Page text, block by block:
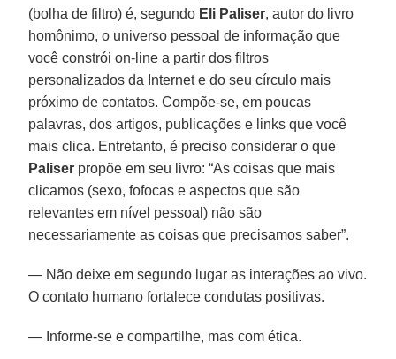
(bolha de filtro) é, segundo Eli Paliser, autor do livro
homônimo, o universo pessoal de informação que
você constrói on-line a partir dos filtros
personalizados da Internet e do seu círculo mais
próximo de contatos. Compõe-se, em poucas
palavras, dos artigos, publicações e links que você
mais clica. Entretanto, é preciso considerar o que
Paliser propõe em seu livro: “As coisas que mais
clicamos (sexo, fofocas e aspectos que são
relevantes em nível pessoal) não são
necessariamente as coisas que precisamos saber”.
— Não deixe em segundo lugar as interações ao vivo.
O contato humano fortalece condutas positivas.
— Informe-se e compartilhe, mas com ética.